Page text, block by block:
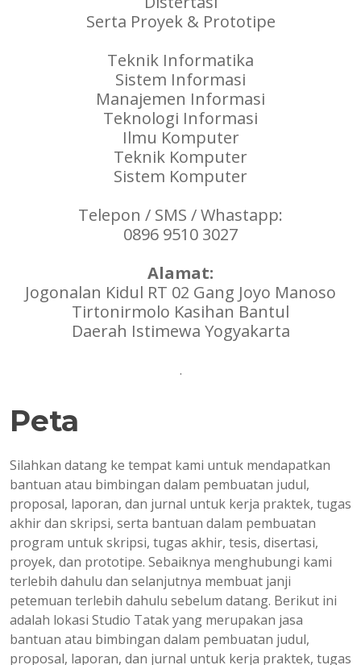
Serta Proyek & Prototipe
Teknik Informatika
Sistem Informasi
Manajemen Informasi
Teknologi Informasi
Ilmu Komputer
Teknik Komputer
Sistem Komputer
Telepon / SMS / Whastapp:
0896 9510 3027
Alamat:
Jogonalan Kidul RT 02 Gang Joyo Manoso
Tirtonirmolo Kasihan Bantul
Daerah Istimewa Yogyakarta
.
Peta
Silahkan datang ke tempat kami untuk mendapatkan
bantuan atau bimbingan dalam pembuatan judul,
proposal, laporan, dan jurnal untuk kerja praktek, tugas
akhir dan skripsi, serta bantuan dalam pembuatan
program untuk skripsi, tugas akhir, tesis, disertasi,
proyek, dan prototipe. Sebaiknya menghubungi kami
terlebih dahulu dan selanjutnya membuat janji
petemuan terlebih dahulu sebelum datang. Berikut ini
adalah lokasi Studio Tatak yang merupakan jasa
bantuan atau bimbingan dalam pembuatan judul,
proposal, laporan, dan jurnal untuk kerja praktek, tugas